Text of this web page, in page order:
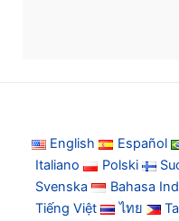
English Español
Italiano
Polski
Svenska
Bahasa
Tiếng Việt
ไทย